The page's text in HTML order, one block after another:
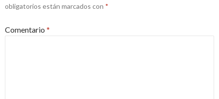
obligatorios están marcados con *
Comentario *